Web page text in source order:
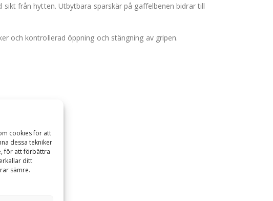
cookies för att
dessa tekniker
för att förbättra
ditt
sämre.
från hytten. Utbytbara sparskär på gaffelbenen bidrar till
och kontrollerad öppning och stängning av gripen.